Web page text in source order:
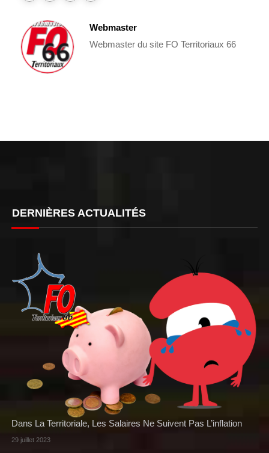
Webmaster
Webmaster du site FO Territoriaux 66
DERNIÈRES ACTUALITÉS
Dans La Territoriale, Les Salaires Ne Suivent Pas L’inflation
29 juillet 2023